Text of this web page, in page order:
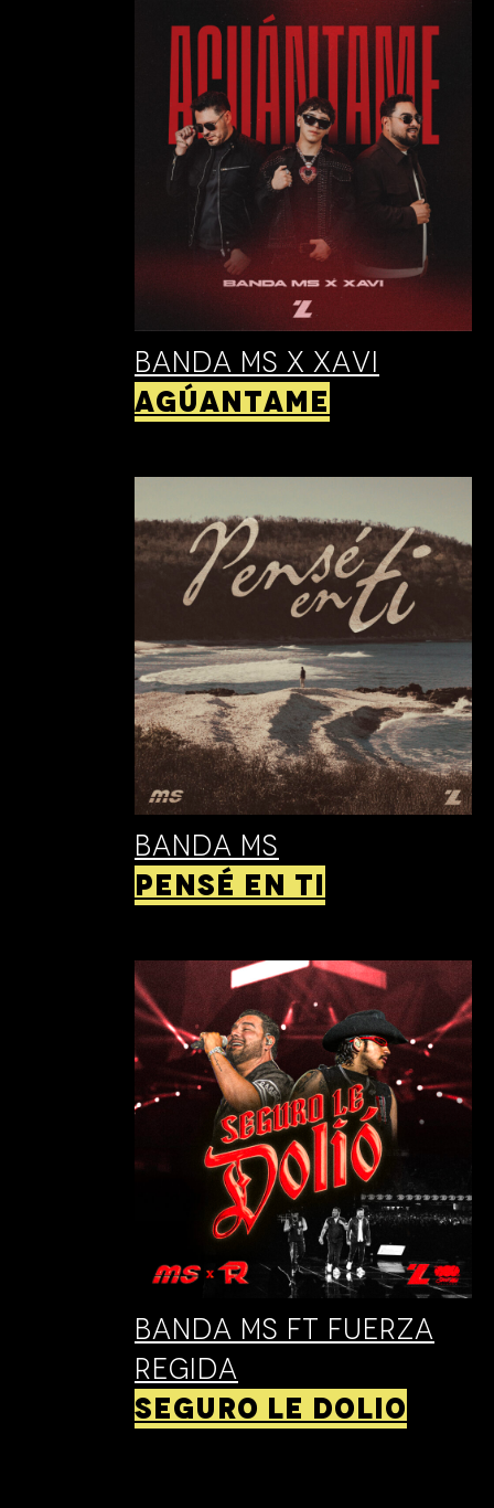
Banda MS X XAVI
AGÚANTAME
BANDA MS
PENSÉ EN TI
BANDA MS FT FUERZA
REGIDA
SEGURO LE DOLIO